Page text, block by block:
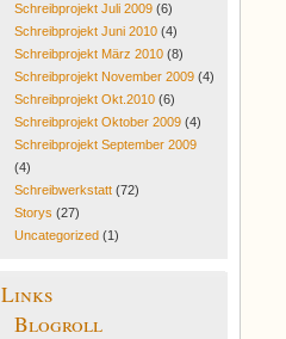
Schreibprojekt Juli 2009(6)
Schreibprojekt Juni 2010(4)
Schreibprojekt März 2010(8)
Schreibprojekt November 2009(4)
Schreibprojekt Okt.2010(6)
Schreibprojekt Oktober 2009(4)
Schreibprojekt September 2009
(4)
Schreibwerkstatt(72)
Storys (27)
Uncategorized (1)
Links
Blogroll